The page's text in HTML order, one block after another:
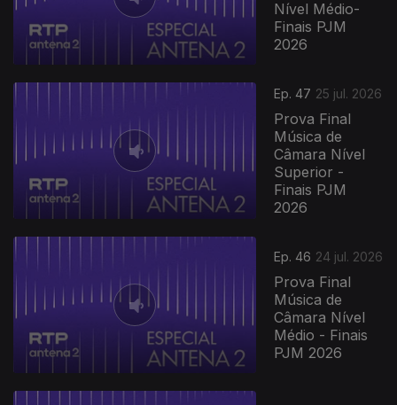
Nível Médio-
Finais PJM
2026
Ep. 47 25 jul. 2026
Prova Final
Música de
Câmara Nível
Superior -
Finais PJM
2026
Ep. 46 24 jul. 2026
Prova Final
Música de
Câmara Nível
Médio - Finais
PJM 2026
944734